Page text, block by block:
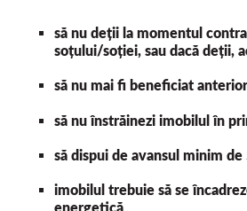
să nu deții la momentul
soțului/soției, sau dacă deții,
să nu mai fi beneficiat
să nu înstrăinezi imobilul în
să dispui de avansul minim
imobilul trebuie să se